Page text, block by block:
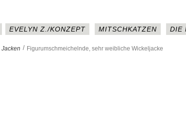
EVELYN Z./KONZEPT MITSCHKATZEN DIE
Jacken > Figurumschmeichelnde, sehr weibliche Wickeljacke